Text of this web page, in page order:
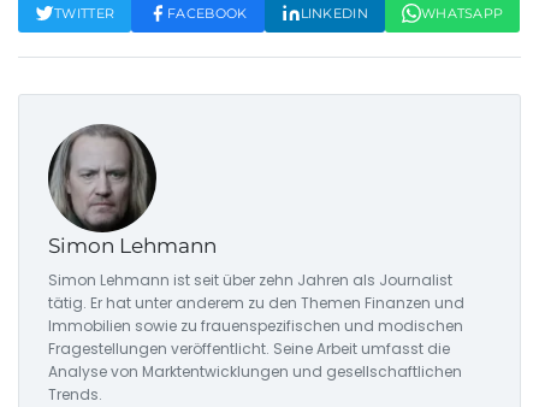
TWITTER FACEBOOK LINKEDIN WHATSAPP
Simon Lehmann
Simon Lehmann ist seit über zehn Jahren als Journalist
tätig. Er hat unter anderem zu den Themen Finanzen und
Immobilien sowie zu frauenspezifischen und modischen
Fragestellungen veröffentlicht. Seine Arbeit umfasst die
Analyse von Marktentwicklungen und gesellschaftlichen
Trends.